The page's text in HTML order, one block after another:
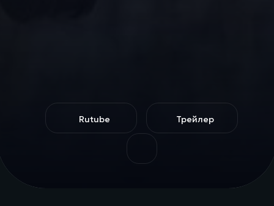
Rutube Трейлер